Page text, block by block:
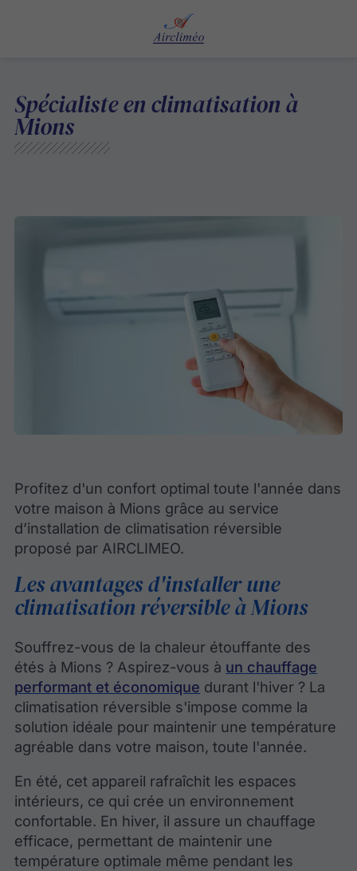
Spécialiste en climatisation à
Mions
Profitez d'un confort optimal toute l'année dans
votre maison à Mions grâce au service
d’installation de climatisation réversible
proposé par AIRCLIMEO.
Les avantages d'installer une
climatisation réversible à Mions
Souffrez-vous de la chaleur étouffante des
étés à Mions ? Aspirez-vous à un chauffage
performant et économique durant l'hiver ? La
climatisation réversible s'impose comme la
solution idéale pour maintenir une température
agréable dans votre maison, toute l'année.
En été, cet appareil rafraîchit les espaces
intérieurs, ce qui crée un environnement
confortable. En hiver, il assure un chauffage
efficace, permettant de maintenir une
température optimale même pendant les